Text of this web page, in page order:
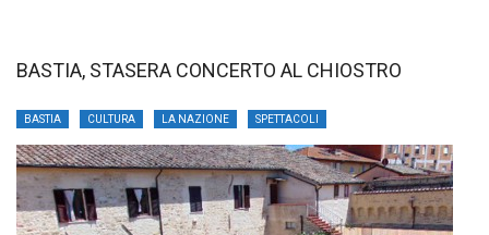
BASTIA, STASERA CONCERTO AL CHIOSTRO
BASTIA CULTURA LA NAZIONE SPETTACOLI